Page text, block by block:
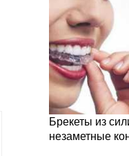
Брекеты из
незаметные